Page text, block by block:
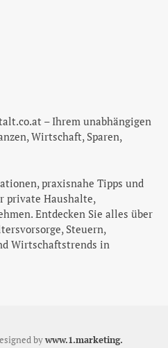
– Ihrem unabhängigen
Wirtschaft, Sparen,
praxisnahe Tipps und
private Haushalte,
Entdecken Sie alles über
Steuern,
Wirtschaftstrends in
bywww.1.marketing.